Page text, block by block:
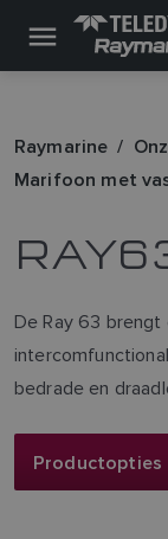
Raymarine
Marifoon met
De Ray 63 brengt
bedrade en
Productopties